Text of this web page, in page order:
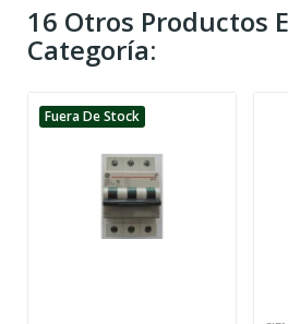
16 Otros Productos
Categoría:
Fuera De Stock